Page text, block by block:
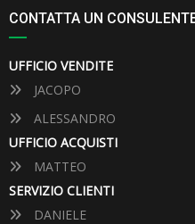
CONTATTA UN
UFFICIO VENDITE
JACOPO
ALESSANDRO
UFFICIO ACQUISTI
MATTEO
SERVIZIO CLIENTI
DANIELE